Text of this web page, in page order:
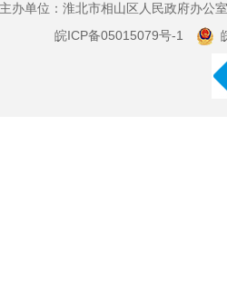
主办单位：淮北市相山区人民政府办
皖ICP备05015079号-1